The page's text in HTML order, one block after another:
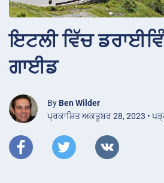
ਇਟਲੀ ਵਿੱਚ
ਗਾਈਡ
By Ben Wilder
ਪ੍ਰਕਾਸ਼ਿਤ ਅਕਤੂਬਰ 28, 2023 •